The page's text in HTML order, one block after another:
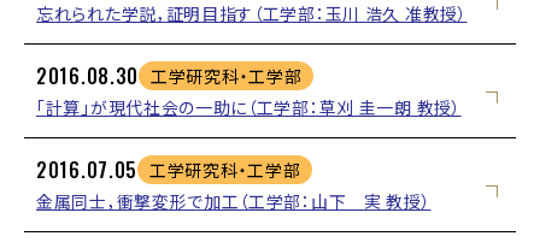
忘れられた学説，証明目指す（工学部：玉川 浩久 准教授）
2016.08.30 工学研究科・工学部
「計算」が現代社会の一助に（工学部：草刈 圭一朗 教授）
2016.07.05 工学研究科・工学部
金属同士，衝撃変形で加工（工学部：山下 実 教授）